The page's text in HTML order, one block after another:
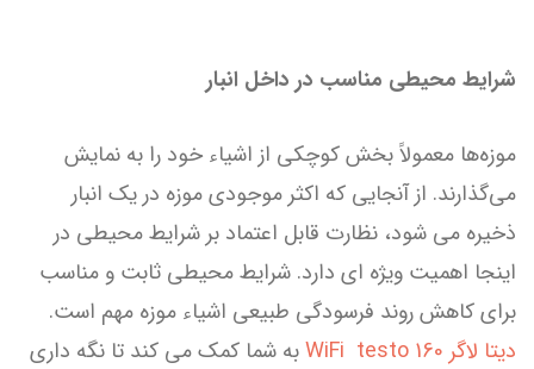
شرایط محیطی مناسب در داخل انبار
موزه‌ها معمولاً بخش کوچکی از اشیاء خود را به نمایش
می‌گذارند. از آنجایی که اکثر موجودی موزه در یک انبار
ذخیره می شود، نظارت قابل اعتماد بر شرایط محیطی در
اینجا اهمیت ویژه ای دارد. شرایط محیطی ثابت و مناسب
برای کاهش روند فرسودگی طبیعی اشیاء موزه مهم است.
دیتا لاگر WiFi testo 160
به شما کمک می کند تا نگه داری